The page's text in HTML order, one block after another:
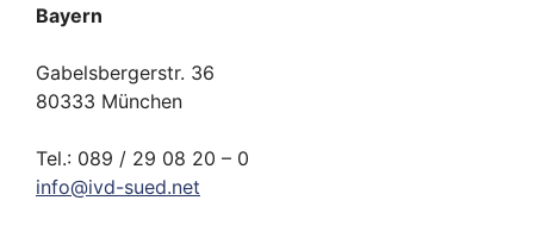
Bayern
Gabelsbergerstr. 36
80333 München
Tel.: 089 / 29 08 20 – 0
info@ivd-sued.net